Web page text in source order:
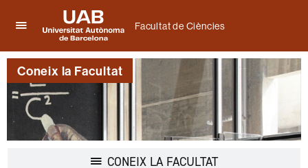
per
desplegar
el
menú
de
Facultat
Universitat
Autònoma
de
Barcelona
Facultat de Ciències
Coneix la Facultat
CONEIX LA FACULTATDesplegar